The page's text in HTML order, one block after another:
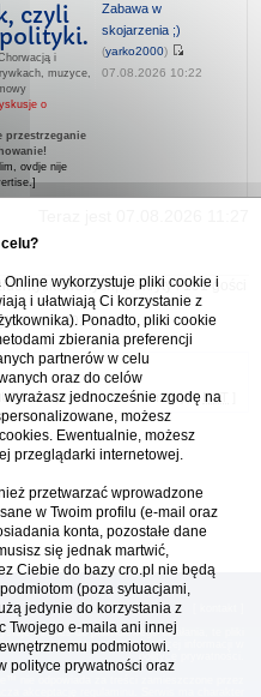
czyli
i
muzyce,
o
przestrzeganie
ovdje nije
Zabawa w
skojarzenia ;)
(yarko2000)
07.08.2026 10:22
1 ukryty i 191 gości
21.04.2026 01:12
+ 1 (Polska - czas zimowy) [ DST
[reklama ] [
cookies do prawidłowego działania, te pliki
korzystanie z serwisu; więcej informacji w
nie odpowiada za treści zamieszczone przez
akceptację regulaminu. Serwis ma charakter
wykorzystuje pliki cookie i
i ułatwiają Ci korzystanie z
Ponadto, pliki cookie
zbierania preferencji
partnerów w celu
oraz do celów
wyrażasz jednocześnie zgodę na
możesz
Ewentualnie, możesz
przeglądarki internetowej.
przetwarzać wprowadzone
w Twoim profilu (e-mail oraz
konta, pozostałe dane
się jednak martwić,
Ciebie do bazy cro.pl nie będą
(poza sytuacjami,
jedynie do korzystania z
Twojego e-maila ani innej
podmiotowi.
polityce prywatności oraz